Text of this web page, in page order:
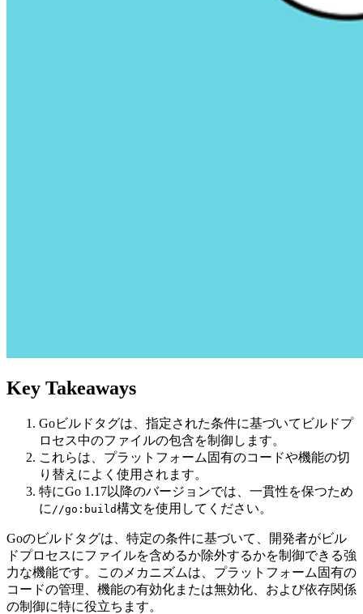
Key Takeaways
Goビルドタグは、指定された条件に基づいてビルドプ
ロセス中のファイルの包含を制御します。
これらは、プラットフォーム固有のコードや機能の切
り替えによく使用されます。
特にGo 1.17以降のバージョンでは、一貫性を保つため
に //go:build構文を使用してください。
Goのビルドタグは、特定の条件に基づいて、開発者がビル
ドプロセスにファイルを含めるか除外するかを制御できる強
力な機能です。このメカニズムは、プラットフォーム固有の
コードの管理、機能の有効化または無効化、および依存関係
の制御に特に役立ちます。